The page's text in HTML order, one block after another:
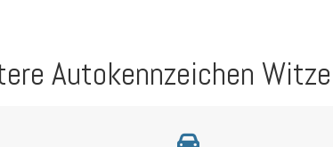
Autokennzeichen Witze